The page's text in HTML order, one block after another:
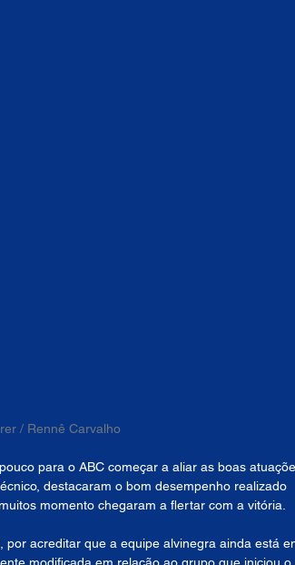
/ Rennê Carvalho
para o ABC começar a aliar as boas
destacaram o bom desempenho realizado
momento chegaram a flertar com a vitória.
por acreditar que a equipe alvinegra ainda está
modificada em relação ao grupo que iniciou o